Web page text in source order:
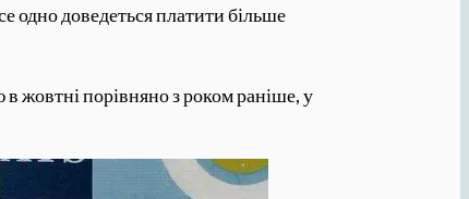
одно доведеться платити більше
жовтні порівняно з роком раніше, у